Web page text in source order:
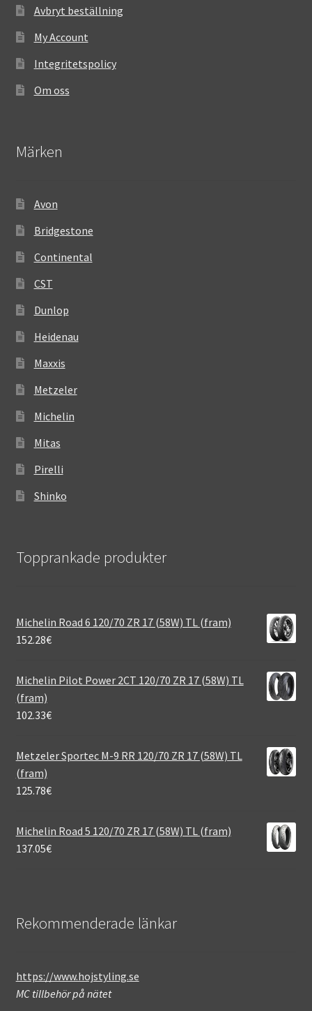
Avbryt beställning
My Account
Integritetspolicy
Om oss
Märken
Avon
Bridgestone
Continental
CST
Dunlop
Heidenau
Maxxis
Metzeler
Michelin
Mitas
Pirelli
Shinko
Topprankade produkter
Michelin Road 6 120/70 ZR 17 (58W) TL (fram)
152.28€
Michelin Pilot Power 2CT 120/70 ZR 17 (58W) TL
(fram)
102.33€
Metzeler Sportec M-9 RR 120/70 ZR 17 (58W) TL
(fram)
125.78€
Michelin Road 5 120/70 ZR 17 (58W) TL (fram)
137.05€
Rekommenderade länkar
https://www.hojstyling.se
MC tillbehör på nätet